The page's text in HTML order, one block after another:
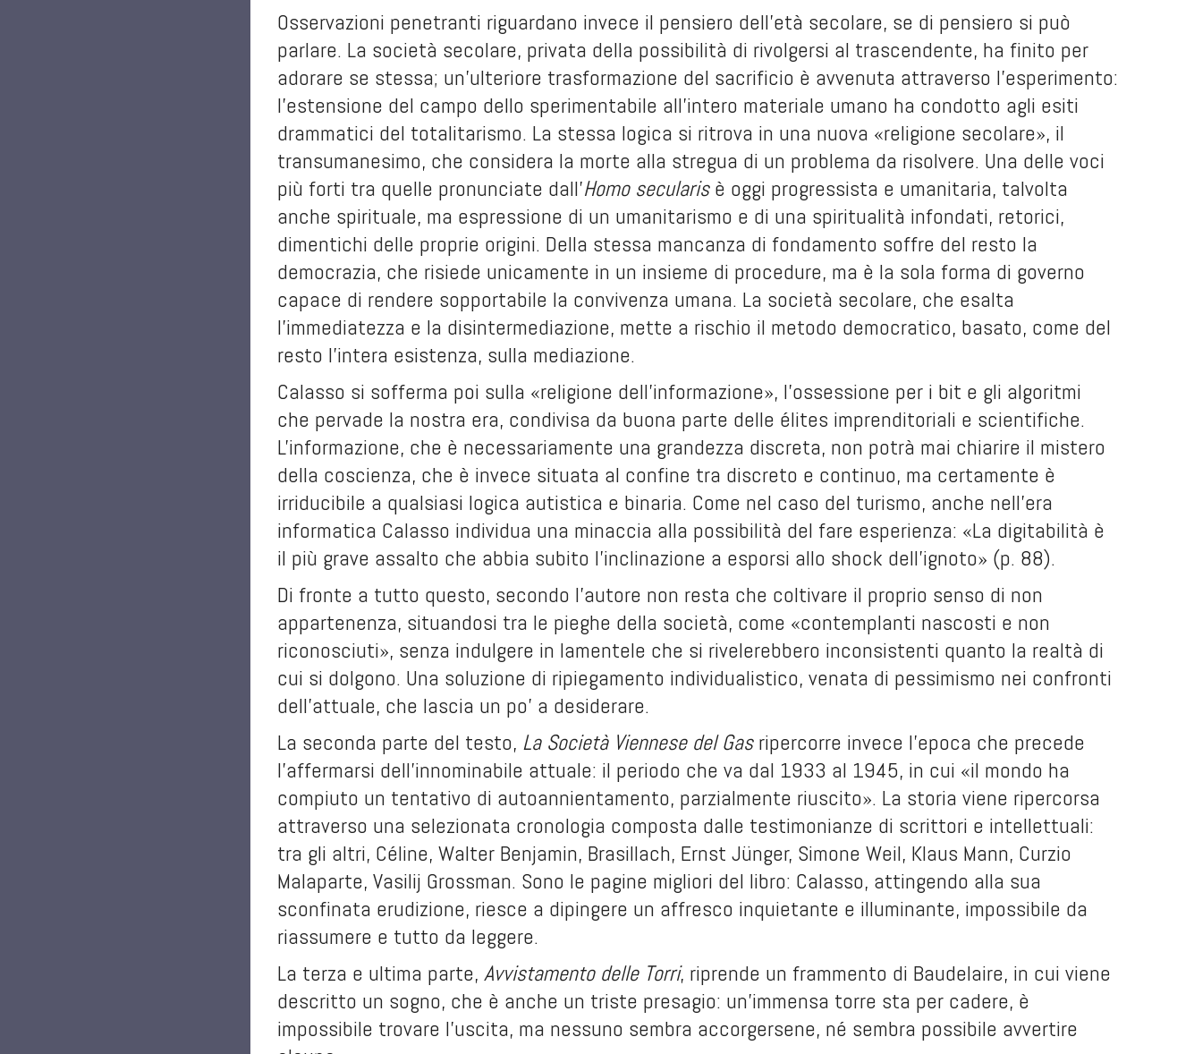
Osservazioni penetranti riguardano invece il pensiero dell'età secolare, se di pensiero si può
parlare. La società secolare, privata della possibilità di rivolgersi al trascendente, ha finito per
adorare se stessa; un'ulteriore trasformazione del sacrificio è avvenuta attraverso l'esperimento:
l'estensione del campo dello sperimentabile all'intero materiale umano ha condotto agli esiti
drammatici del totalitarismo. La stessa logica si ritrova in una nuova «religione secolare», il
transumanesimo, che considera la morte alla stregua di un problema da risolvere. Una delle voci
più forti tra quelle pronunciate dall'Homo secularisè oggi progressista e umanitaria, talvolta
anche spirituale, ma espressione di un umanitarismo e di una spiritualità infondati, retorici,
dimentichi delle proprie origini. Della stessa mancanza di fondamento soffre del resto la
democrazia, che risiede unicamente in un insieme di procedure, ma è la sola forma di governo
capace di rendere sopportabile la convivenza umana. La società secolare, che esalta
l'immediatezza e la disintermediazione, mette a rischio il metodo democratico, basato, come del
resto l'intera esistenza, sulla mediazione.
Calasso si sofferma poi sulla «religione dell'informazione», l'ossessione per i bit e gli algoritmi
che pervade la nostra era, condivisa da buona parte delle élites imprenditoriali e scientifiche.
L'informazione, che è necessariamente una grandezza discreta, non potrà mai chiarire il mistero
della coscienza, che è invece situata al confine tra discreto e continuo, ma certamente è
irriducibile a qualsiasi logica autistica e binaria. Come nel caso del turismo, anche nell'era
informatica Calasso individua una minaccia alla possibilità del fare esperienza: «La digitabilità è
il più grave assalto che abbia subito l'inclinazione a esporsi allo shock dell'ignoto» (p. 88).
Di fronte a tutto questo, secondo l'autore non resta che coltivare il proprio senso di non
appartenenza, situandosi tra le pieghe della società, come «contemplanti nascosti e non
riconosciuti», senza indulgere in lamentele che si rivelerebbero inconsistenti quanto la realtà di
cui si dolgono. Una soluzione di ripiegamento individualistico, venata di pessimismo nei confronti
dell'attuale, che lascia un po' a desiderare.
La seconda parte del testo, La Società Viennese del Gasripercorre invece l'epoca che precede
l'affermarsi dell'innominabile attuale: il periodo che va dal 1933 al 1945, in cui «il mondo ha
compiuto un tentativo di autoannientamento, parzialmente riuscito». La storia viene ripercorsa
attraverso una selezionata cronologia composta dalle testimonianze di scrittori e intellettuali:
tra gli altri, Céline, Walter Benjamin, Brasillach, Ernst Jünger, Simone Weil, Klaus Mann, Curzio
Malaparte, Vasilij Grossman. Sono le pagine migliori del libro: Calasso, attingendo alla sua
sconfinata erudizione, riesce a dipingere un affresco inquietante e illuminante, impossibile da
riassumere e tutto da leggere.
La terza e ultima parte, Avvistamento delle Torri, riprende un frammento di Baudelaire, in cui viene
descritto un sogno, che è anche un triste presagio: un'immensa torre sta per cadere, è
impossibile trovare l'uscita, ma nessuno sembra accorgersene, né sembra possibile avvertire